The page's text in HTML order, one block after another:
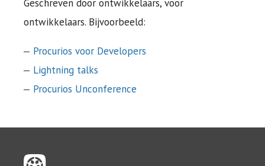
Geschreven door ontwikkelaars, voor
ontwikkelaars. Bijvoorbeeld:
Procurios voor Developers
Lightning talks
Procurios Unconference